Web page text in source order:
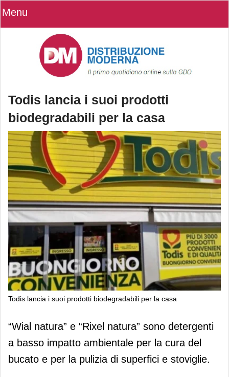
Menu
Todis lancia i suoi prodotti
biodegradabili per la casa
Todis lancia i suoi prodotti biodegradabili per la casa
Todis lancia i suoi prodotti
biodegradabili per la casa
“Wial natura” e “Rixel natura” sono detergenti
a basso impatto ambientale per la cura del
bucato e per la pulizia di superfici e stoviglie.